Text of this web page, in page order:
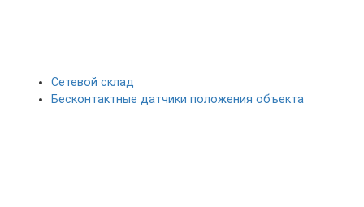
Сетевой склад
Бесконтактные датчики положения объекта